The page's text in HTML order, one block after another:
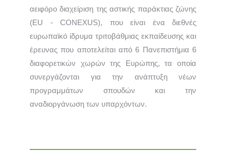
αειφόρο διαχείριση της αστικής παράκτιας ζώνης
(EU ‐ CONEXUS), που είναι ένα διεθνές
ευρωπαϊκό ίδρυμα τριτοβάθμιας εκπαίδευσης και
έρευνας που αποτελείται από 6 Πανεπιστήμια 6
διαφορετικών χωρών της Ευρώπης, τα οποία
συνεργάζονται για την ανάπτυξη νέων
προγραμμάτων σπουδών και την
αναδιοργάνωση των υπαρχόντων.